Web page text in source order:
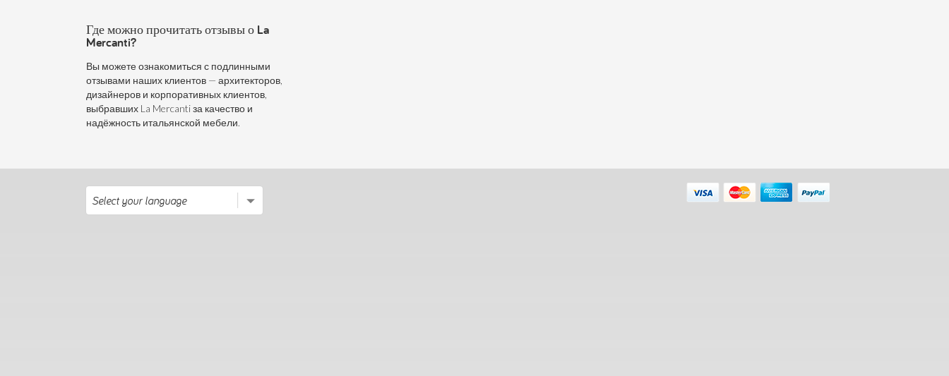
Где можно прочитать отзывы о La
Mercanti?
Вы можете ознакомиться с подлинными
отзывами наших клиентов — архитекторов,
дизайнеров и корпоративных клиентов,
выбравших La Mercanti за качество и
надёжность итальянской мебели.